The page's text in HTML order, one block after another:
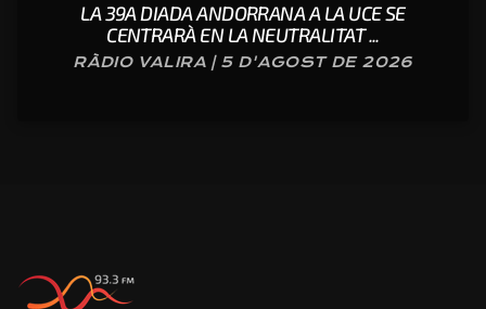
LA 39A DIADA ANDORRANA A LA UCE SE
CENTRARÀ EN LA NEUTRALITAT ...
RÀDIO VALIRA | 5 D'AGOST DE 2026